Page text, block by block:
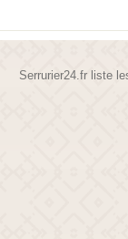
Serrurier24.fr liste